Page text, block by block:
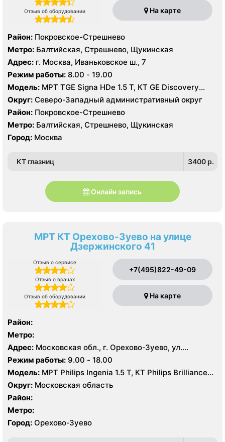
Отзыв об оборудовании На карте
Район: Покровское-Стрешнево
Метро: Балтийская, Стрешнево, Щукинская
Адрес: г. Москва, Иваньковское ш., 7
Режим работы: 8.00 - 19.00
Модель: МРТ TGE Signa HDe 1.5 T, КТ GE Discovery
CT750 256 срезов, GE Healthcare LightSpeed VCT 64
среза УЗИ GE Logiq 9, GE Voluson 8, Philips IE33,
Toshiba Aplio 500
Округ: Северо-Западный административный округ
Район: Покровское-Стрешнево
Метро: Балтийская, Стрешнево, Щукинская
Город: Москва
КТ глазниц 3400 p.
Онлайн запись
МРТ КТ Орехово-Зуево на улице
Дзержинского 41
Отзыв о сервисе
Отзыв о врачах
Отзыв об оборудовании
+7(495)822-49-09
На карте
Район:
Метро:
Адрес: Московская обл., г. Орехово-Зуево, ул.
Дзержинского, 41
Режим работы: 9.00 - 18.00
Модель: МРТ Philips Ingenia 1.5 T, КТ Philips Brilliance
64 среза
Округ: Московская область
Район:
Метро:
Город: Орехово-Зуево